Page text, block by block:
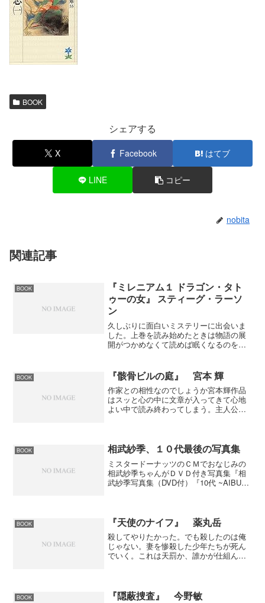
BOOK
シェアする
X Facebook はてブ
LINE コピー
nobita
関連記事
BOOK
『ミレニアム１ ドラゴン・タト
ゥーの女』 スティーグ・ラーソ
ン
久しぶりに面白いミステリーに出会いま
した。上巻を読み始めたときは物語の展
開がつかめなくて読めば眠くなるのを繰
こが面白いのかと思ったけど、リスベッ
トの登場でちょっと面白く...
BOOK 『骸骨ビルの庭』 宮本 輝
作家との相性なのでしょうか宮本輝作品
はスッと心の中に文章が入ってきて心地
よい中で読み終わってしまう。主人公は
た。ビルの住人達はそれを分...
BOOK 相武紗季、１０代最後の写真集
ミスタードーナッツのＣＭでおなじみの
相武紗季ちゃんがＤＶＤ付き写真集『相
武紗季写真集（DVD付）『10代 ~AIBU
Ｍ...
BOOK 『天使のナイフ』 薬丸岳
殺してやりたかった。でも殺したのは俺
じゃない。妻を惨殺した少年たちが死ん
でいく。これは天罰か、誰かが仕組んだ
した作品だが新人とは...
BOOK 『隠蔽捜査』 今野敏